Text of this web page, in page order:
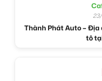
Thành Phát Auto –
tô